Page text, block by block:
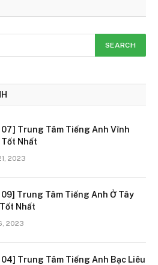
07] Trung Tâm Tiếng Anh Vĩnh
Nhất
2023
09] Trung Tâm Tiếng Anh Ở Tây
Nhất
2023
04] Trung Tâm Tiếng Anh Bạc Liêu